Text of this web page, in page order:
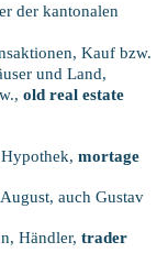
der kantonalen
Kauf bzw.
und Land,
old real estate
mortage
auch Gustav
Händler, trader